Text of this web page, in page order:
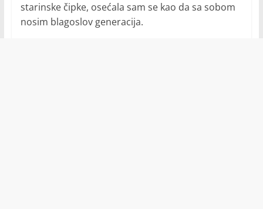
starinske čipke, osećala sam se kao da sa sobom
nosim blagoslov generacija.